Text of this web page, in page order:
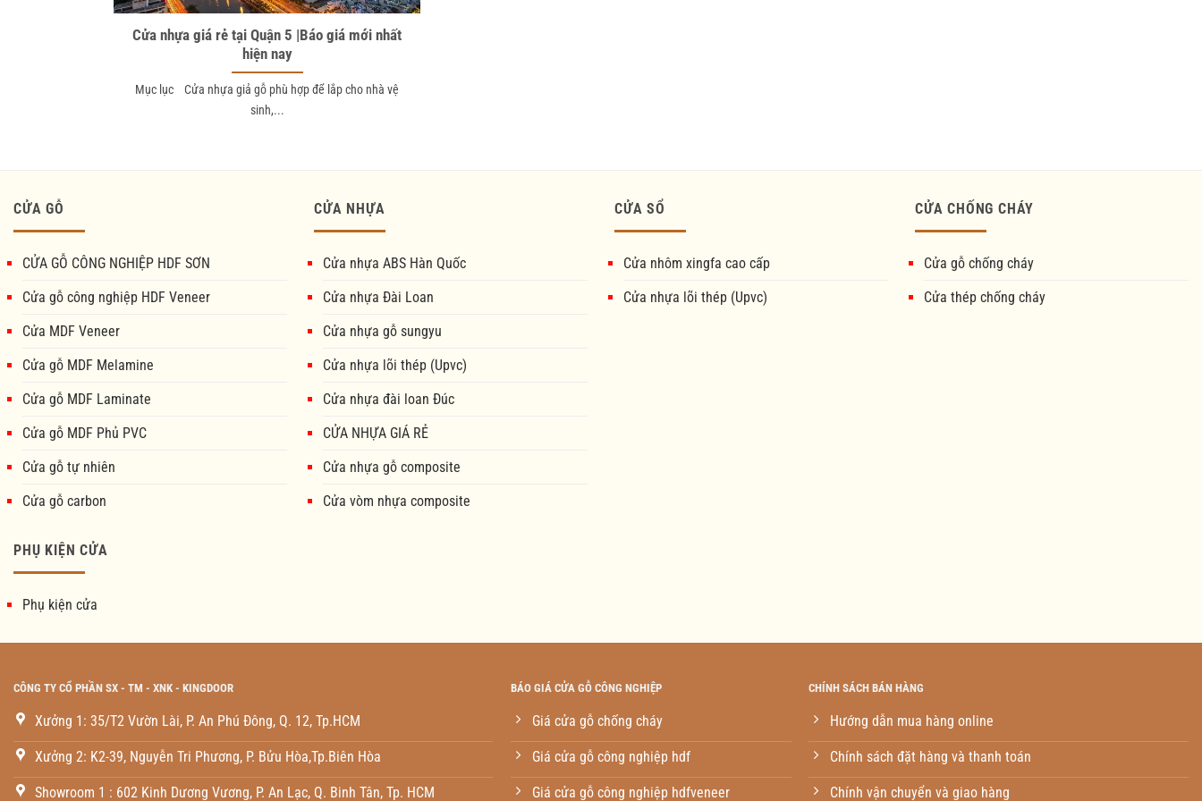
Cửa nhựa giá rẻ tại Quận 5 |Báo giá mới nhất
hiện nay
Mục lục Cửa nhựa giả gỗ phù hợp để lắp cho nhà vệ
sinh,...
CỬA GỖ
CỬA GỖ CÔNG NGHIỆP HDF SƠN
Cửa gỗ công nghiệp HDF Veneer
Cửa MDF Veneer
Cửa gỗ MDF Melamine
Cửa gỗ MDF Laminate
Cửa gỗ MDF Phủ PVC
Cửa gỗ tự nhiên
Cửa gỗ carbon
CỬA NHỰA
Cửa nhựa ABS Hàn Quốc
Cửa nhựa Đài Loan
Cửa nhựa gỗ sungyu
Cửa nhựa lõi thép (Upvc)
Cửa nhựa đài loan Đúc
CỬA NHỰA GIÁ RẺ
Cửa nhựa gỗ composite
Cửa vòm nhựa composite
CỬA SỔ
Cửa nhôm xingfa cao cấp
Cửa nhựa lõi thép (Upvc)
CỬA CHỐNG CHÁY
Cửa gỗ chống cháy
Cửa thép chống cháy
PHỤ KIỆN CỬA
Phụ kiện cửa
CÔNG TY CỔ PHẦN SX - TM - XNK - KINGDOOR
Xưởng 1: 35/T2 Vườn Lài, P. An Phú Đông, Q. 12, Tp.HCM
Xưởng 2: K2-39, Nguyễn Tri Phương, P. Bửu Hòa,Tp.Biên Hòa
Showroom 1 : 602 Kinh Dương Vương, P. An Lạc, Q. Binh Tân, Tp. HCM
BÁO GIÁ CỬA GỖ CÔNG NGHIỆP
Giá cửa gỗ chống cháy
Giá cửa gỗ công nghiệp hdf
Giá cửa gỗ công nghiệp hdfveneer
CHÍNH SÁCH BÁN HÀNG
Hướng dẫn mua hàng online
Chính sách đặt hàng và thanh toán
Chính vận chuyển và giao hàng